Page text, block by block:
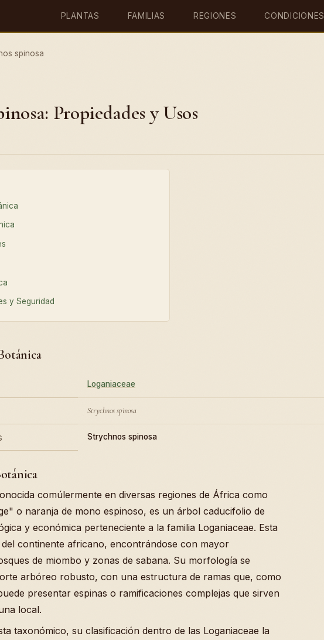
PLANTAS FAMILIAS REGIONES CONDICIONES
spinosa
Propiedades y Usos
y Seguridad
Loganiaceae
Strychnos spinosa
Strychnos spinosa
comúlermente en diversas regiones de África como
o naranja de mono espinoso, es un árbol caducifolio de
y económica perteneciente a la familia Loganiaceae. Esta
del continente africano, encontrándose con mayor
de miombo y zonas de sabana. Su morfología se
arbóreo robusto, con una estructura de ramas que, como
presentar espinas o ramificaciones complejas que sirven
local.
taxonómico, su clasificación dentro de las Loganiaceae la